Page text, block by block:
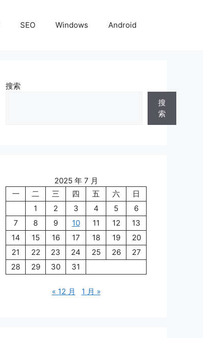
SEO Windows Android
搜索
搜
索
2025 年 7 月
一
二 三 四 五 六
日
1
2 3 4 5
6
7
8 9 10 11 12
13
14
15 16 17 18 19
20
21
22 23 24 25 26
27
28
29 30 31
« 12 月 1 月 »